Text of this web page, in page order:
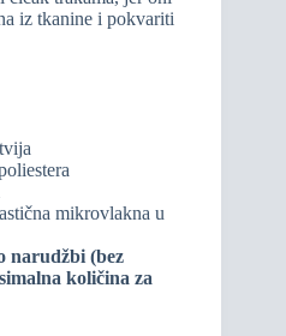
iz tkanine i pokvariti
mikrovlakna u
narudžbi (bez
količina za